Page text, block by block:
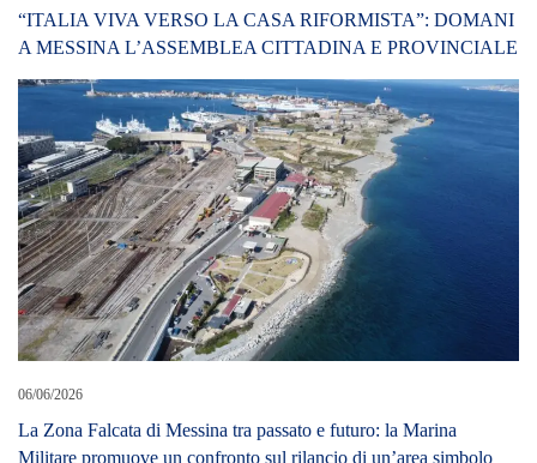
LEAVE A REPLY